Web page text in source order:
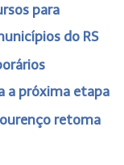
para
do RS
a próxima etapa
retoma